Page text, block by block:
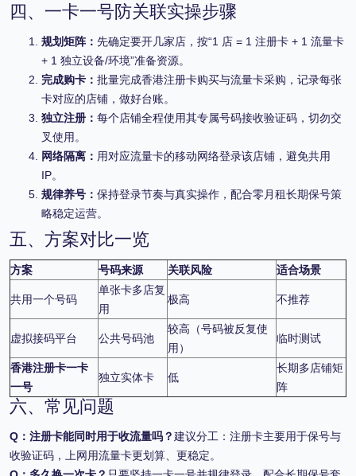
四、一卡一号防关联实操步骤
规划矩阵： 先确定要开几家店，按“1 店 = 1 注册卡 + 1 流量卡
+ 1 独立设备/环境”准备资源。
完成购卡： 批量完成香港注册卡购买与流量卡采购，记录每张
卡对应的店铺，做好台账。
独立注册： 每个店铺全程使用其专属号码接收验证码，切勿交
叉使用。
网络隔离： 用对应流量卡的移动网络登录该店铺，避免共用
IP。
规律养号： 保持登录节奏与真实操作，配合零月租长期保号策
略稳定运营。
五、方案对比一览
方案 号码来源 关联风险 适合场景
共用一个号码
单张卡多店复
用
极高 不推荐
虚拟接码平台 公共号码池
较高（号码被反复使
用）
临时测试
香港注册卡一卡
一号
独立实体卡 低
长期多店铺矩
阵
六、常见问题
Q：注册卡能同时用于收流量吗？建议分工：注册卡主要用于保号与
收验证码，上网用流量卡更划算、更稳定。